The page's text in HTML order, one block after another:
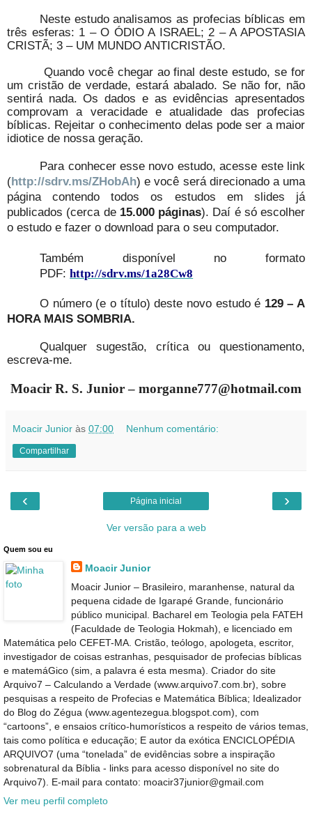
Neste estudo analisamos as profecias bíblicas em
três esferas: 1 – O ÓDIO A ISRAEL; 2 – A APOSTASIA
CRISTÃ; 3 – UM MUNDO ANTICRISTÃO.
Quando você chegar ao final deste estudo, se for
um cristão de verdade, estará abalado. Se não for, não
sentirá nada. Os dados e as evidências apresentados
comprovam a veracidade e atualidade das profecias
bíblicas. Rejeitar o conhecimento delas pode ser a maior
idiotice de nossa geração.
Para conhecer esse novo estudo, acesse este link
(http://sdrv.ms/ZHobAh) e você será direcionado a uma
página contendo todos os estudos em slides já
publicados (cerca de 15.000 páginas). Daí é só escolher
o estudo e fazer o download para o seu computador.
Também disponível no formato
PDF: http://sdrv.ms/1a28Cw8
O número (e o título) deste novo estudo é 129 – A
HORA MAIS SOMBRIA.
Qualquer sugestão, crítica ou questionamento,
escreva-me.
Moacir R. S. Junior – morganne777@hotmail.com
Moacir Junior às 07:00 Nenhum comentário:
Compartilhar
‹ ›
Página inicial
Ver versão para a web
Quem sou eu
Moacir Junior
Moacir Junior – Brasileiro, maranhense, natural da
pequena cidade de Igarapé Grande, funcionário
público municipal. Bacharel em Teologia pela FATEH
(Faculdade de Teologia Hokmah), e licenciado em
Matemática pelo CEFET-MA. Cristão, teólogo, apologeta, escritor,
investigador de coisas estranhas, pesquisador de profecias bíblicas
e matemáGico (sim, a palavra é esta mesma). Criador do site
Arquivo7 – Calculando a Verdade (www.arquivo7.com.br), sobre
pesquisas a respeito de Profecias e Matemática Bíblica; Idealizador
do Blog do Zégua (www.agentezegua.blogspot.com), com
“cartoons”, e ensaios crítico-humorísticos a respeito de vários temas,
tais como política e educação; E autor da exótica ENCICLOPÉDIA
ARQUIVO7 (uma “tonelada” de evidências sobre a inspiração
sobrenatural da Bíblia - links para acesso disponível no site do
Arquivo7). E-mail para contato: moacir37junior@gmail.com
Ver meu perfil completo